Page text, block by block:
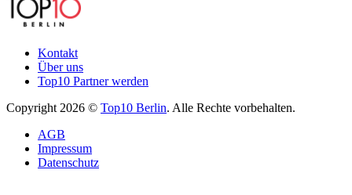
Kontakt
Über uns
Top10 Partner werden
Copyright 2026 © Top10 Berlin. Alle Rechte vorbehalten.
AGB
Impressum
Datenschutz